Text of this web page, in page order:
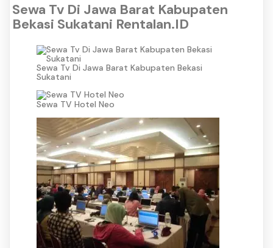
Sewa Tv Di Jawa Barat Kabupaten
Bekasi Sukatani Rentalan.ID
Sewa Tv Di Jawa Barat Kabupaten Bekasi
Sukatani
Sewa TV Hotel Neo